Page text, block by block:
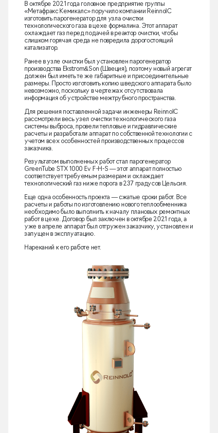
В октябре 2021 года головное предприятие группы
«Метафракс Кемикалс» поручило компании ReinnolC
изготовить парогенератор для узла очистки
технологического газа в цехе формалина. Этот аппарат
охлаждает газ перед подачей в реактор очистки, чтобы
слишком горячая среда не повредила дорогостоящий
катализатор.
Ранее в узле очистки был установлен парогенератор
производства Ekstrom&Son (Швеция), поэтому новый агрегат
должен был иметь те же габаритные и присоединительные
размеры. Просто изготовить копию шведского аппарата было
невозможно, поскольку в чертежах отсутствовала
информация об устройстве межтрубного пространства.
Для решения поставленной задачи инженеры ReinnolC
рассмотрели весь узел очистки технологического газа
системы выброса, провели тепловые и гидравлические
расчеты и разработали аппарат по собственной технологии с
учетом всех особенностей производственных процессов
заказчика.
Результатом выполненных работ стал парогенератор
GreenTube STX 1000 Ev F-H-S — этот аппарат полностью
соответствует требуемым размерам и охлаждает
технологический газ ниже порога в 237 градусов Цельсия.
Еще одна особенность проекта — сжатые сроки работ. Все
расчеты и работы по изготовлению нового теплообменника
необходимо было выполнить к началу плановых ремонтных
работ в цехе. Договор был заключен в октябре 2021 года, а
уже в апреле аппарат был отгружен заказчику, установлен и
запущен в эксплуатацию.
Нареканий к его работе нет.